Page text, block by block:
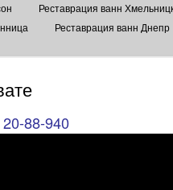
Реставрация ванн
Реставрация ванн Днепр
88-940